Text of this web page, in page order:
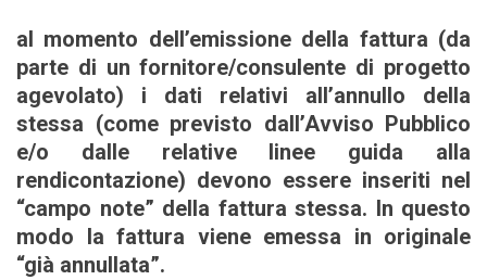
al momento dell’emissione della fattura (da
parte di un fornitore/consulente di progetto
agevolato) i dati relativi all’annullo della
stessa (come previsto dall’Avviso Pubblico
e/o dalle relative linee guida alla
rendicontazione) devono essere inseriti nel
“campo note” della fattura stessa. In questo
modo la fattura viene emessa in originale
“già annullata”.